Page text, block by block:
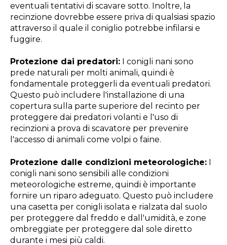
eventuali tentativi di scavare sotto. Inoltre, la
recinzione dovrebbe essere priva di qualsiasi spazio
attraverso il quale il coniglio potrebbe infilarsi e
fuggire.
Protezione dai predatori: I conigli nani sono
prede naturali per molti animali, quindi è
fondamentale proteggerli da eventuali predatori.
Questo può includere l'installazione di una
copertura sulla parte superiore del recinto per
proteggere dai predatori volanti e l'uso di
recinzioni a prova di scavatore per prevenire
l'accesso di animali come volpi o faine.
Protezione dalle condizioni meteorologiche: I
conigli nani sono sensibili alle condizioni
meteorologiche estreme, quindi è importante
fornire un riparo adeguato. Questo può includere
una casetta per conigli isolata e rialzata dal suolo
per proteggere dal freddo e dall'umidità, e zone
ombreggiate per proteggere dal sole diretto
durante i mesi più caldi.